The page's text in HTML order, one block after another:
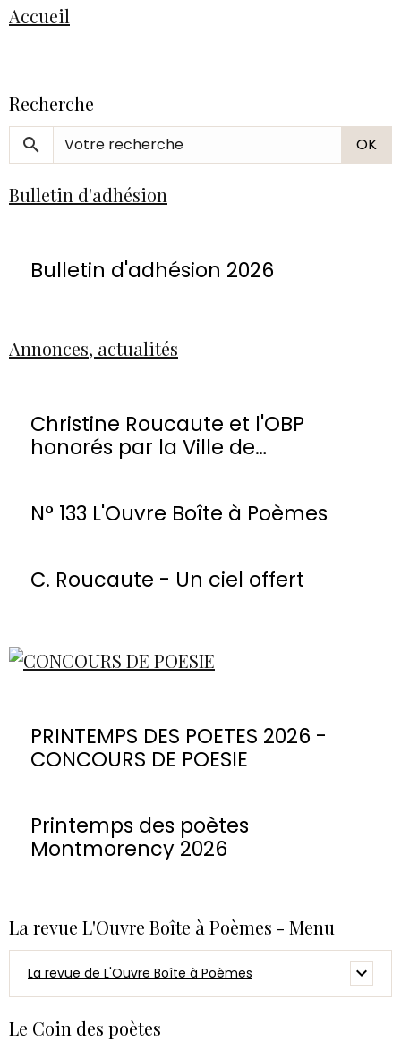
Accueil
Recherche
OK
Bulletin d'adhésion
Bulletin d'adhésion 2026
Annonces, actualités
Christine Roucaute et l'OBP
honorés par la Ville de
N° 133 L'Ouvre Boîte à Poèmes
C. Roucaute - Un ciel offert
PRINTEMPS DES POETES 2026 -
CONCOURS DE POESIE
Printemps des poètes
Montmorency 2026
La revue L'Ouvre Boîte à Poèmes - Menu
La revue de L'Ouvre Boîte à Poèmes
Le Coin des poètes